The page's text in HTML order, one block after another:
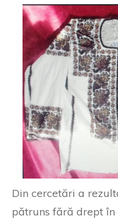
Din cercetări a
pătruns fără drept